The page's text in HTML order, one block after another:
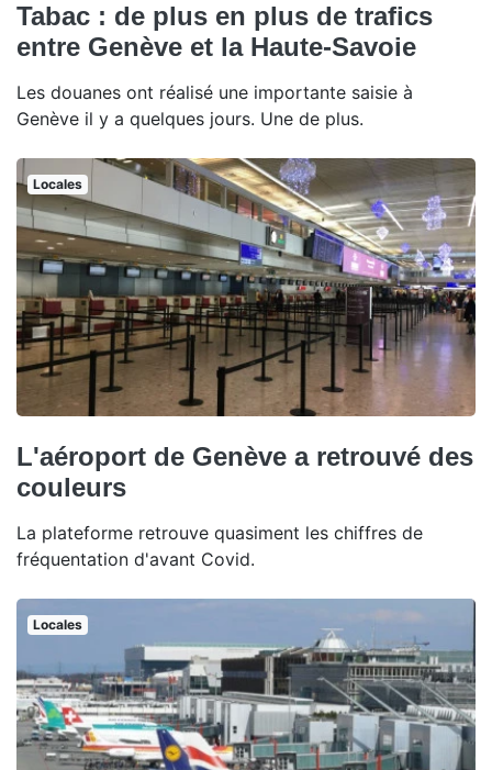
Tabac : de plus en plus de trafics
entre Genève et la Haute-Savoie
Les douanes ont réalisé une importante saisie à
Genève il y a quelques jours. Une de plus.
Locales
L'aéroport de Genève a retrouvé des
couleurs
La plateforme retrouve quasiment les chiffres de
fréquentation d'avant Covid.
Locales